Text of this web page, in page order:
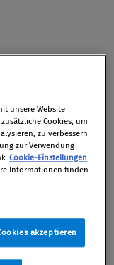
teilen
unsere Website
Cookies, um
zu verbessern
zur Verwendung
Cookie-Einstellungen
Informationen finden
akzeptieren